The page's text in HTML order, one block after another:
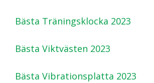
Bästa Träningsklocka 2023
Bästa Viktvästen 2023
Bästa Vibrationsplatta 2023